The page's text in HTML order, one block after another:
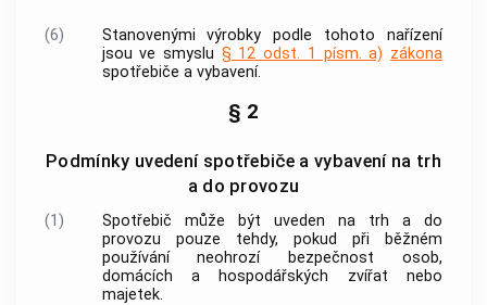
(6) Stanovenýmivýrobky podle tohoto nařízení
jsou ve smyslu § 12 odst. 1 písm. a) zákona
spotřebiče a vybavení.
§ 2
Podmínky uvedení spotřebiče a vybavení na trh
a do provozu
(1)
Spotřebič může být uveden na trh a do
provozu pouze tehdy, pokud při běžném
používání neohrozí bezpečnost osob,
domácích a hospodářských zvířat nebo
majetek.